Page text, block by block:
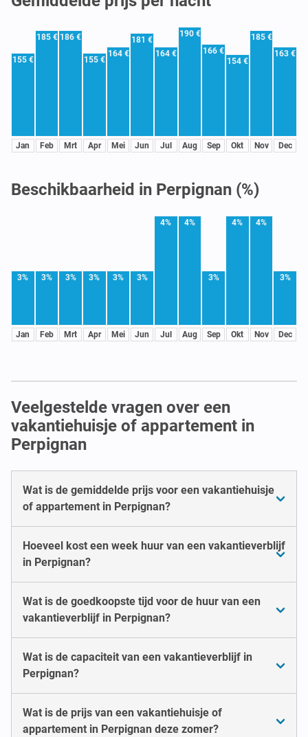
155 €
Jan
185 €
Feb
186 €
Mrt
155 €
Apr
164 €
Mei
181 €
Jun
164 €
Jul
190 €
Aug
166 €
Sep
154 €
Okt
185 €
Nov
163 €
Dec
Beschikbaarheid in Perpignan (%)
3%
Jan
3%
Feb
3%
Mrt
3%
Apr
3%
Mei
3%
Jun
4%
Jul
4%
Aug
3%
Sep
4%
Okt
4%
Nov
3%
Dec
Veelgestelde vragen over een
vakantiehuisje of appartement in
Perpignan
Wat is de gemiddelde prijs voor een vakantiehuisje
of appartement in Perpignan?
Hoeveel kost een week huur van een vakantieverblijf
in Perpignan?
Wat is de goedkoopste tijd voor de huur van een
vakantieverblijf in Perpignan?
Wat is de capaciteit van een vakantieverblijf in
Perpignan?
Wat is de prijs van een vakantiehuisje of
appartement in Perpignan deze zomer?